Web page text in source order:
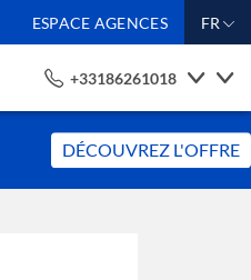
ESPACE AGENCES FR
+33186261018
DÉCOUVREZ L'OFFRE